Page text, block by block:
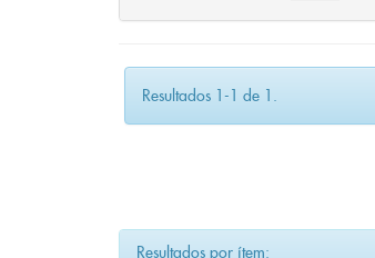
Resultados 1-1 de 1.
Resultados por ítem: